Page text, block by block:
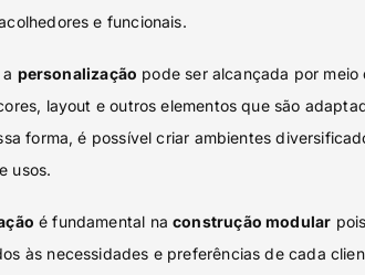
e funcionais.
personalização pode ser alcançada por
layout e outros elementos que são
forma, é possível criar ambientes
usos.
é fundamental naconstrução modular
às necessidades e preferências de cada